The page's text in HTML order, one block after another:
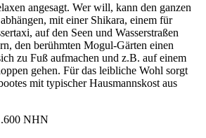
angesagt. Wer will, kann den ganzen
mit einer Shikara, einem für
auf den Seen und Wasserstraßen
den berühmten Mogul-Gärten einen
zu Fuß aufmachen und z.B. auf einem
gehen. Für das leibliche Wohl sorgt
mit typischer Hausmannskost aus
NHN